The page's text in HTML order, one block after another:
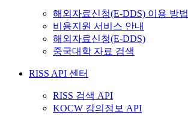
해외자료신청(E-DDS) 이용 방법
비용지원 서비스 안내
해외자료신청(E-DDS)
중국대학 자료 검색
RISS API 센터
RISS 검색 API
KOCW 강의정보 API